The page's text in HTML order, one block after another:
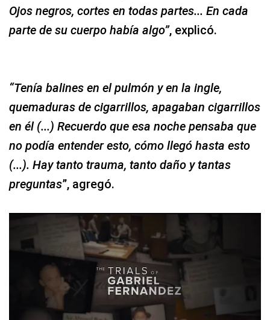
Ojos negros, cortes en todas partes... En cada
parte de su cuerpo había algo”, explicó.
“Tenía balines en el pulmón y en la ingle,
quemaduras de cigarrillos, apagaban cigarrillos
en él (...) Recuerdo que esa noche pensaba que
no podía entender esto, cómo llegó hasta esto
(...). Hay tanto trauma, tanto daño y tantas
preguntas”, agregó.